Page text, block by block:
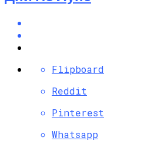
Flipboard
Reddit
Pinterest
Whatsapp